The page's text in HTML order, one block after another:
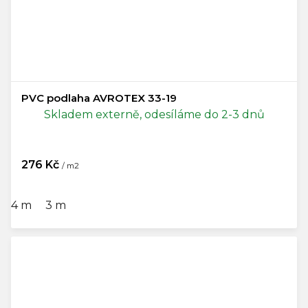
PVC podlaha AVROTEX 33-19
Skladem externě, odesíláme do 2-3 dnů
276 Kč / m2
4 m 3 m